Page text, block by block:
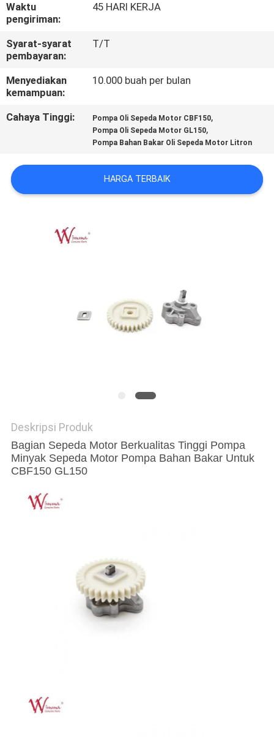
BERITA
MINTA
KUTIPAN
PETA
KEBIJAKAN
PRIBADI
Waktu
pengiriman:
45 HARI KERJA
Syarat-syarat
pembayaran:
T/T
Menyediakan
kemampuan:
10.000 buah per bulan
Cahaya Tinggi: Pompa Oli Sepeda Motor CBF150,
Pompa Oli Sepeda Motor GL150,
Pompa Bahan Bakar Oli Sepeda Motor Litron
HARGA TERBAIK
Deskripsi Produk
Bagian Sepeda Motor Berkualitas Tinggi Pompa
Minyak Sepeda Motor Pompa Bahan Bakar Untuk
CBF150 GL150